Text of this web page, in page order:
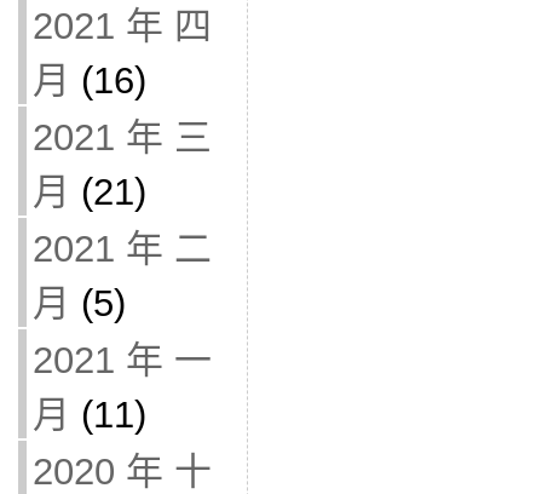
2021 年 四
月 (16)
2021 年 三
月 (21)
2021 年 二
月 (5)
2021 年 一
月 (11)
2020 年 十